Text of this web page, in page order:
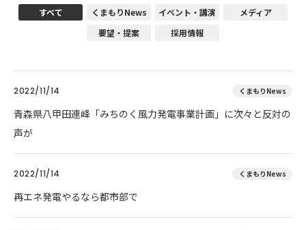
すべて くまもりNews イベント・講演
メディア
要望・提案
採用情報
2022/11/14 くまもりNews
青森県八甲田連峰「みちのく風力発電事業計画」に次々と反対の
声が
2022/11/14 くまもりNews
再エネ発電やるなら都市部で